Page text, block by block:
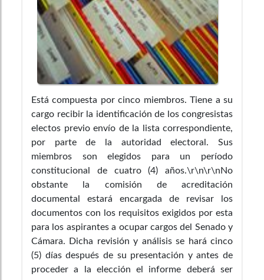
Está compuesta por cinco miembros. Tiene a su
cargo recibir la identificación de los congresistas
electos previo envío de la lista correspondiente,
por parte de la autoridad electoral. Sus
miembros son elegidos para un período
constitucional de cuatro (4) años.\r\n\r\nNo
obstante la comisión de acreditación
documental estará encargada de revisar los
documentos con los requisitos exigidos por esta
para los aspirantes a ocupar cargos del Senado y
Cámara. Dicha revisión y análisis se hará cinco
(5) días después de su presentación y antes de
proceder a la elección el informe deberá ser